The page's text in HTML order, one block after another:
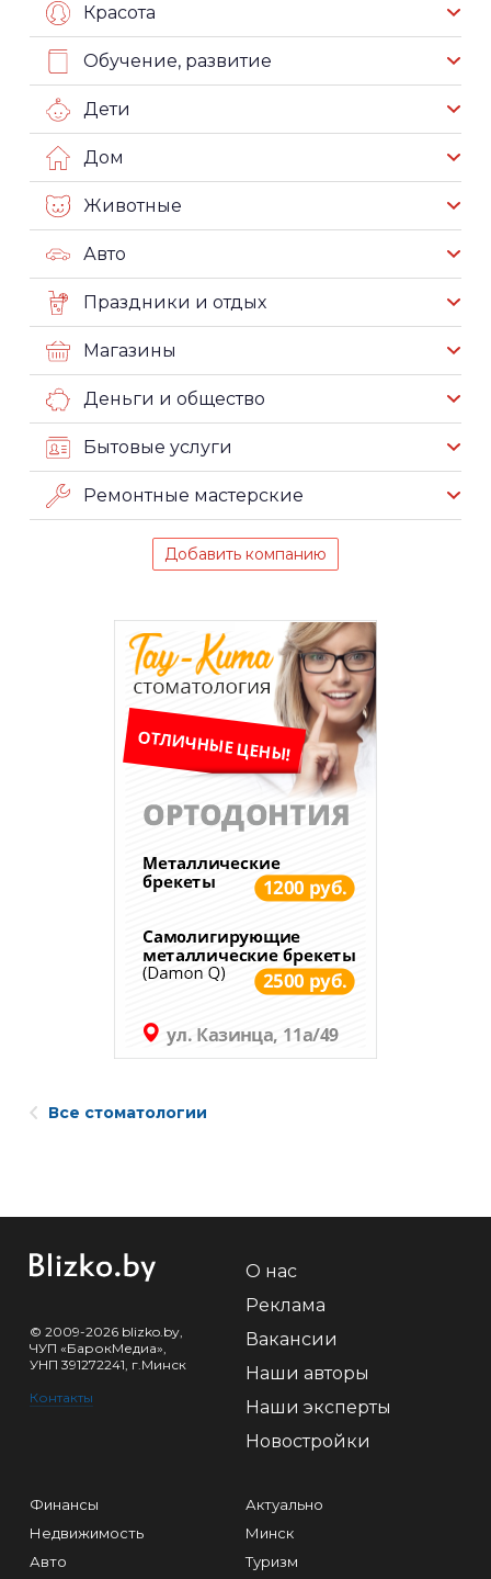
Красота
Обучение, развитие
Дети
Дом
Животные
Авто
Праздники и отдых
Магазины
Деньги и общество
Бытовые услуги
Ремонтные мастерские
Добавить компанию
Все стоматологии
© 2009-2026 blizko.by,
ЧУП «БарокМедиа»,
УНП 391272241, г.Минск
Контакты
О нас
Реклама
Вакансии
Наши авторы
Наши эксперты
Новостройки
Финансы
Недвижимость
Авто
Актуально
Минск
Туризм